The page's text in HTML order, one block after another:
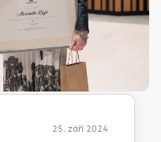
25. září 2024